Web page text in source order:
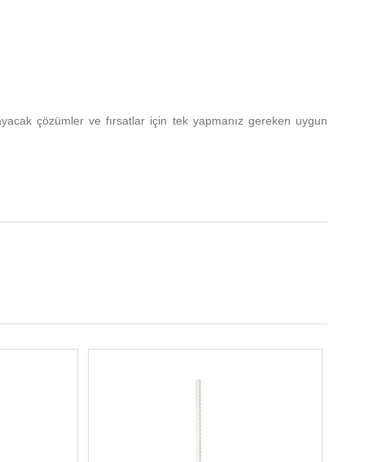
çözümler ve fırsatlar için tek yapmanız gereken uygun